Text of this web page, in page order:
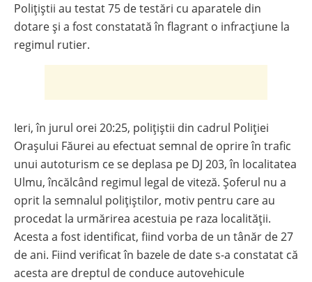
Polițiștii au testat 75 de testări cu aparatele din
dotare și a fost constatată în flagrant o infracțiune la
regimul rutier.
Ieri, în jurul orei 20:25, polițiștii din cadrul Poliției
Orașului Făurei au efectuat semnal de oprire în trafic
unui autoturism ce se deplasa pe DJ 203, în localitatea
Ulmu, încălcând regimul legal de viteză. Șoferul nu a
oprit la semnalul polițiștilor, motiv pentru care au
procedat la urmărirea acestuia pe raza localității.
Acesta a fost identificat, fiind vorba de un tânăr de 27
de ani. Fiind verificat în bazele de date s-a constatat că
acesta are dreptul de conduce autovehicule